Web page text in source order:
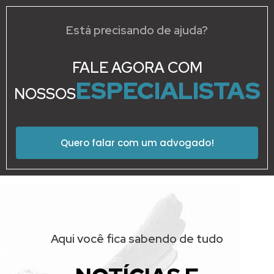
Está precisando de ajuda?
FALE AGORA COM
NOSSOSESPECIALISTAS
Quero falar com um advogado!
Aqui você fica sabendo de tudo